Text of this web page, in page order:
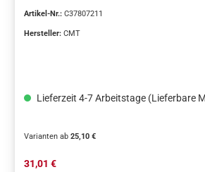
Artikel-Nr.: C37807211
Hersteller: CMT
Lieferzeit 4-7 Arbeitstage (Lieferbare
Varianten ab25,10 €
Regulärer Preis:
31,01 €